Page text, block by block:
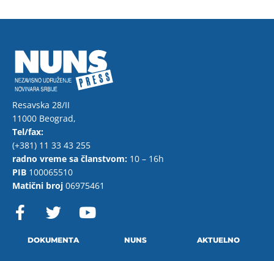
Resavska 28/II
11000 Beograd,
Tel/fax:
(+381) 11 33 43 255
radno vreme sa članstvom: 10 – 16h
PIB 100065510
Matični broj 06975461
F
a w
t
o
DOKUMENTA NUNS AKTUELNO